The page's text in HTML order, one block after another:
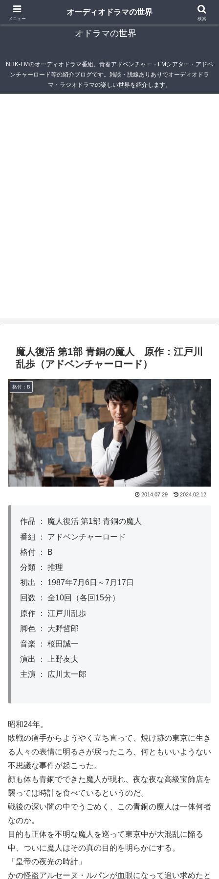
青春アドベンチャー雑記帳～オーディオドラマ・ラジ
オドラマの世界
NHK-FMのオーディオドラマ番組、青春アドベンチャー・FMシアター・アドベ
ンチャーロード等の紹介ブログです。雑談・脱線ありありでオーディオドラ
マ・ラジオドラマの楽しい世界を紹介します。
魔人復活 第1部 青銅の魔人 原作：江戸川
乱歩（アドベンチャーロード）
格付：B
2014.07.29 2024.02.12
作品 ： 魔人復活 第1部 青銅の魔人
番組 ： アドベンチャーロード
格付 ： B
分類 ： 推理
初出 ： 1987年7月6日～7月17日
回数 ： 全10回（各回15分）
原作 ： 江戸川乱歩
脚色 ： 大野哲郎
音楽 ： 桜田誠一
演出 ： 上野友夫
主演 ： 広川太一郎
昭和24年。
敗戦の痛手からようやく立ち直って、焼け跡の東京に生き
る人々の表情に明るさが戻ったころ、何ともいいようない
不思議な事件が起こった。
顔も体も青銅でできた魔人が現れ、夜な夜な高級宝飾店を
襲っては時計を食べているというのだ。
戦後の深い闇の中でうごめく、この青銅の魔人は一体何者
なのか。
目的も正体を不明な魔人を巡って東京中が大混乱に陥る
中、ついに魔人はその真の目的を明らかにする。
「皇帝の夜光の時計」
かの怪盗アルセーヌ・ルパンが血眼になって追い求めたと
メニュー
オーディオドラマの世界
検索